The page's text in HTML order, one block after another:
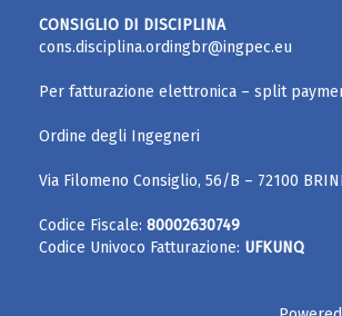
CONSIGLIO DI DISCIPLINA
cons.disciplina.ordingbr@ingpec.eu
Per fatturazione elettronica – split
Ordine degli Ingegneri
Via Filomeno Consiglio, 56/B – 72100
Codice Fiscale: 80002630749
Codice Univoco Fatturazione: UFKUNQ